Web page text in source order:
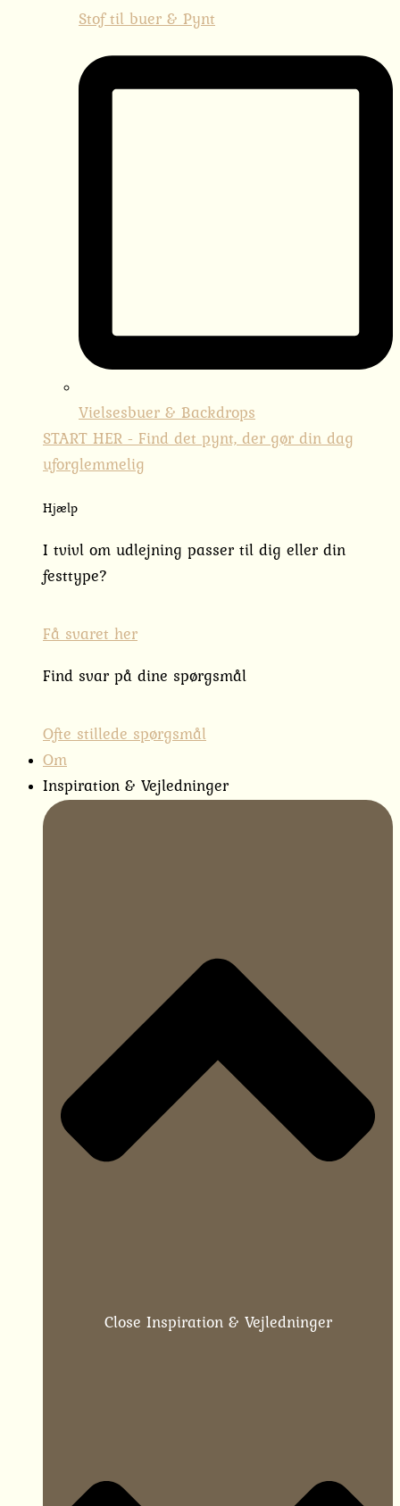
Stof til buer & Pynt
Vielsesbuer & Backdrops
START HER - Find det pynt, der gør din dag
uforglemmelig
Hjælp
I tvivl om udlejning passer til dig eller din
festtype?
Få svaret her
Find svar på dine spørgsmål
Ofte stillede spørgsmål
Om
Inspiration & Vejledninger
Close Inspiration & Vejledninger